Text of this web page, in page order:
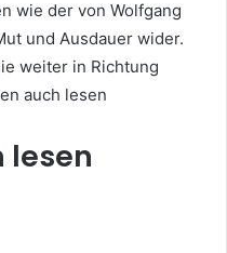
wie der von Wolfgang
und Ausdauer wider.
weiter in Richtung
auch lesen
lesen